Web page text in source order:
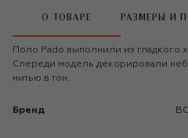
О ТОВАРЕ РАЗМЕРЫ И
Поло Pado выполнили из гладкого
Спереди модель декорировали
нитью в тон.
Бренд